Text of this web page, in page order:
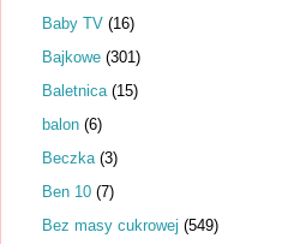
Baby TV (16)
Bajkowe (301)
Baletnica (15)
balon (6)
Beczka (3)
Ben 10 (7)
Bez masy cukrowej (549)